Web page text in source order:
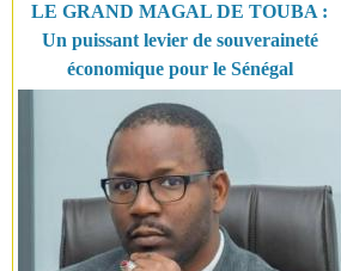
LE GRAND MAGAL DE TOUBA :
Un puissant levier de souveraineté
économique pour le Sénégal